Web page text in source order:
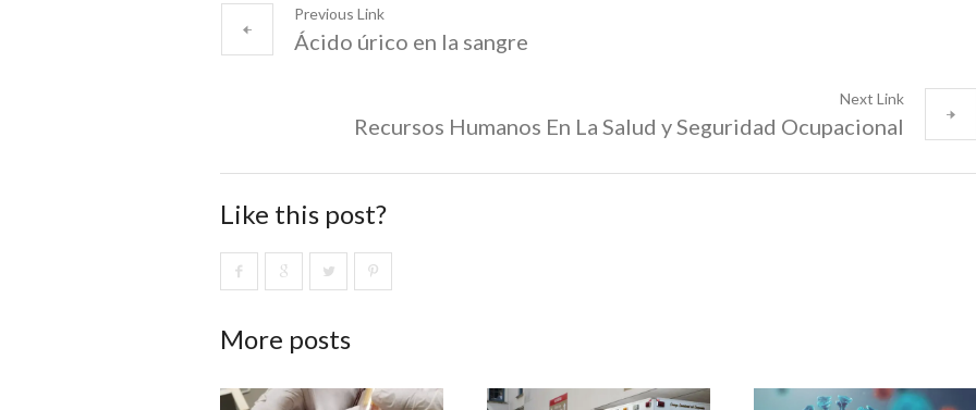
Previous Link
Ácido úrico en la sangre
Next Link
Recursos Humanos En La Salud y Seguridad Ocupacional
Like this post?
More posts